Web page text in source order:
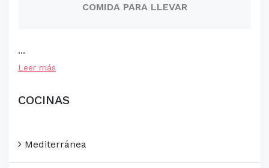
COMIDA PARA LLEVAR
...
Leer más
COCINAS
Mediterránea